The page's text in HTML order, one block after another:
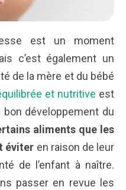
c’est également un
de la mère et du bébé
et nutritive est
développement du
aliments que les
éviter en raison de leur
de l’enfant à naître.
passer en revue les